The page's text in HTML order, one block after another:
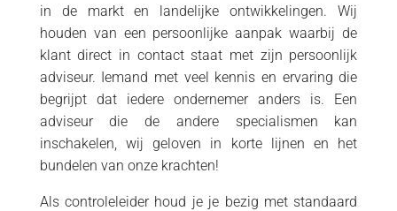
in de markt en landelijke ontwikkelingen. Wij
houden van een persoonlijke aanpak waarbij de
klant direct in contact staat met zijn persoonlijk
adviseur. Iemand met veel kennis en ervaring die
begrijpt dat iedere ondernemer anders is. Een
adviseur die de andere specialismen kan
inschakelen, wij geloven in korte lijnen en het
bundelen van onze krachten!
Als controleleider houd je je bezig met standaard